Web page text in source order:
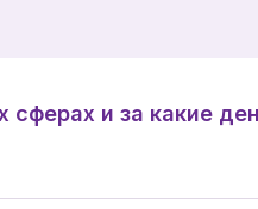
сферах и за какие